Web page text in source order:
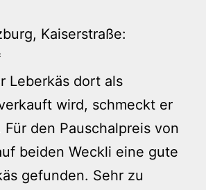
Kaiserstraße:
Leberkäs dort als
wird, schmeckt er
den Pauschalpreis von
beiden Weckli eine gute
gefunden. Sehr zu